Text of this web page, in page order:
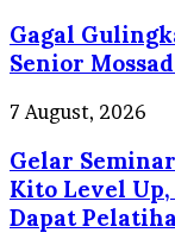
Pemerintah
Iran,
2
Pejabat
Senior
Mossad
Israel
Dipecat
Gagal
Senior
Gelar
dan
Pelatihan
UMKM
Wong
7 August, 2026
Gelar
Kito Level Up,
Dapat